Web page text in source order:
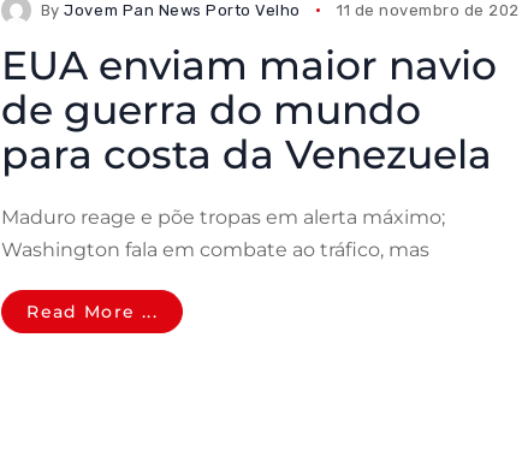
ByJovem Pan News Porto Velho 11 de novembro de 2025
EUA enviam maior navio
de guerra do mundo
para costa da Venezuela
Maduro reage e põe tropas em alerta máximo;
Washington fala em combate ao tráfico, mas
Read More ...